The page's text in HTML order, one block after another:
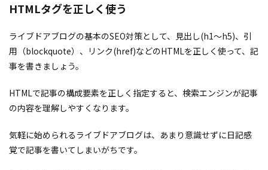
HTMLタグを正しく使う
ライブドアブログの基本のSEO対策として、見出し(h1〜h5)、引
用（blockquote）、リンク(href)などのHTMLを正しく使って、記
事を書きましょう。
HTMLで記事の構成要素を正しく指定すると、検索エンジンが記事
の内容を理解しやすくなります。
気軽に始められるライブドアブログは、あまり意識せずに日記感
覚で記事を書いてしまいがちです。